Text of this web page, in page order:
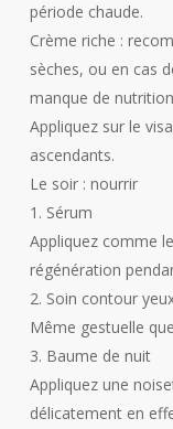
période chaude.
Crème riche :
sèches, ou en cas
manque de
Appliquez sur le
ascendants.
Le soir : nourrir
1. Sérum
Appliquez comme
régénération
2. Soin contour
Même gestuelle
3. Baume de nuit
Appliquez une
délicatement en